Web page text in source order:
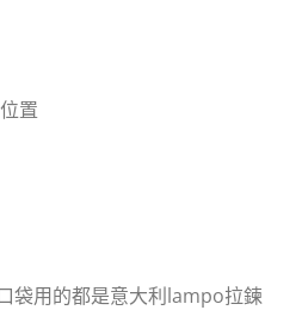
置
袋用的都是意大利lampo拉鍊